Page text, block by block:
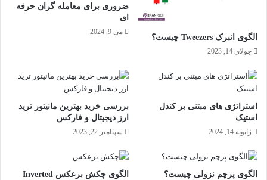
الگوی انبرک‌ Tweezers چیست؟
جولای 14, 2023
ضروری برای معامله گران حرفه
ای
می 9, 2024
استراتژی های مبتنی بر کندل
استیک
ژانویه 14, 2024
بررسی خرید بهترین مانیتور ترید
ارز دیجیتال و فارکس
سپتامبر 22, 2023
الگوی پرچم نزولی چیست؟
الگوی چکش برعکس Inverted